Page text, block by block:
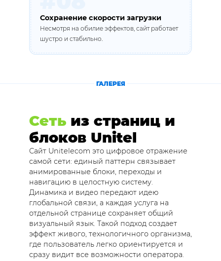
Сохранение скорости загрузки
Несмотря на обилие эффектов, сайт работает
шустро и стабильно.
ГАЛЕРЕЯ
Сеть из страниц и
блоков Unitel
Сайт Unitelecom это цифровое отражение
самой сети: единый паттерн связывает
анимированные блоки, переходы и
навигацию в целостную систему.
Динамика и видео передают идею
глобальной связи, а каждая услуга на
отдельной странице сохраняет общий
визуальный язык. Такой подход создает
эффект живого, технологичного организма,
где пользователь легко ориентируется и
сразу видит все возможности оператора.